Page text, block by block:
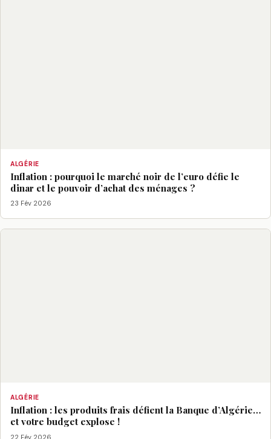
ALGÉRIE
Inflation : pourquoi le marché noir de l’euro défie le
dinar et le pouvoir d’achat des ménages ?
23 Fév 2026
ALGÉRIE
Inflation : les produits frais défient la Banque d’Algérie…
et votre budget explose !
22 Fév 2026